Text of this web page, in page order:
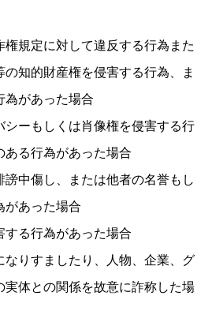
権規定に対して違反する行為また
知的財産権を侵害する行為、ま
為があった場合
シーもしくは肖像権を侵害する行
ある行為があった場合
謗中傷し、または他者の名誉もし
があった場合
する行為があった場合
なりすましたり、人物、企業、グ
実体との関係を故意に詐称した場